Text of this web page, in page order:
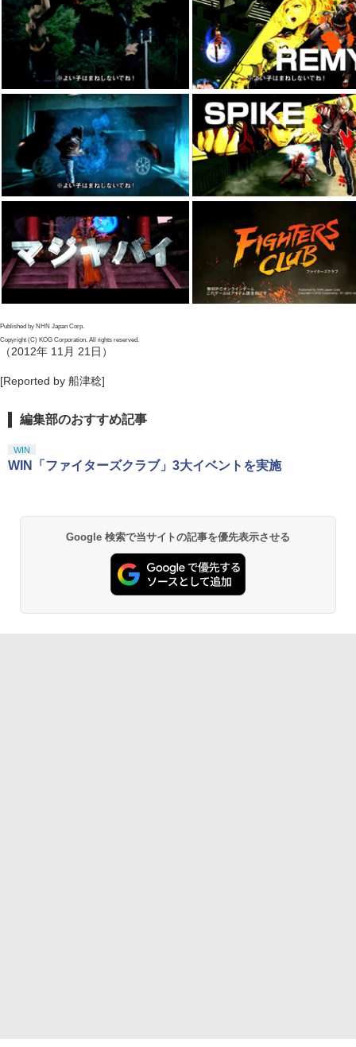
Published by NHN Japan Corp.
Copyright (C) KOG Corporation. All rights reserved.
（2012年 11月 21日）
[Reported by 船津稔]
編集部のおすすめ記事
WIN
WIN「ファイターズクラブ」3大イベントを実施
Google 検索で当サイトの記事を優先表示させる